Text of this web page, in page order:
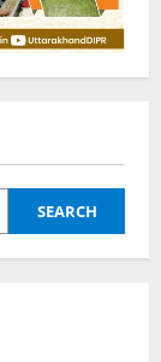
SEARCH